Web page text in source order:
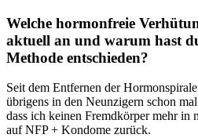
Welche hormonfreie
aktuell an und warum hast
Methode entschieden?
Seit dem Entfernen der
übrigens in den Neunzigern schon
dass ich keinen Fremdkörper mehr
auf NFP + Kondome zurück.